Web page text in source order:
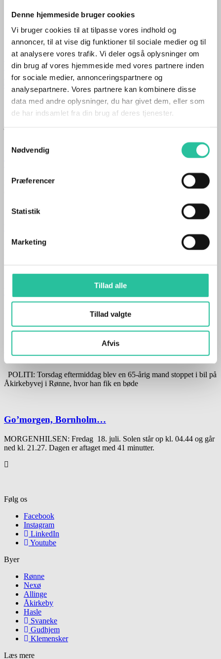
Denne hjemmeside bruger cookies
Vi bruger cookies til at tilpasse vores indhold og
annoncer, til at vise dig funktioner til sociale medier og til
at analysere vores trafik. Vi deler også oplysninger om
din brug af vores hjemmeside med vores partnere inden
for sociale medier, annonceringspartnere og
analysepartnere. Vores partnere kan kombinere disse
data med andre oplysninger, du har givet dem, eller som
de har indsamlet fra din brug af deres tjenester.
Nødvendig
Præferencer
Statistik
Marketing
Tillad alle
Tillad valgte
Afvis
- din gratis lokalavis
SIDSTE NYT
Så er der fest i Tejn Havn
Motorcyklist i solouheld
Kastede sten gennem rude på bil
Go’morgen, Bornholm…
Det var efter 12. etape på Hautacam, Jonas Vingegaard trillede
LUFTFART: Nu kan passagererne nyde en Bornholmerkiks, når de
Musik Festivalen: Fem blæsere – og en pianist…
MUSIK: Så er alt klart til Bornholms Musikfestival, der har
premiere mandag 21. juli i Aa Kirke Af Lene
Der skal to nummerplader på bilen
POLITI: Torsdag eftermiddag blev en 65-årig mand stoppet i bil på
Åkirkebyvej i Rønne, hvor han fik en bøde
Go’morgen, Bornholm…
MORGENHILSEN: Fredag 18. juli. Solen står op kl. 04.44 og går
ned kl. 21.27. Dagen er aftaget med 41 minutter.
Følg os
Facebook
Instagram
LinkedIn
Youtube
Byer
Rønne
Nexø
Allinge
Åkirkeby
Hasle
Svaneke
Gudhjem
Klemensker
Læs mere